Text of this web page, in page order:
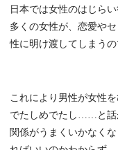
日本では女性のはじら
多くの女性が、恋愛や
性に明け渡してしまうの
これにより男性が女性
でたしめでたし……と話
関係がうまくいかなく